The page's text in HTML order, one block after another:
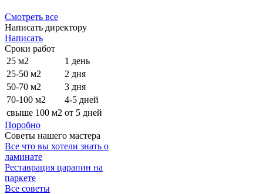
Смотреть все
Написать директору
Написать
Сроки работ
25 м2
1 день
25-50 м2
2 дня
50-70 м2
3 дня
70-100 м2
4-5 дней
свыше 100 м2 от 5 дней
Поробно
Советы нашего мастера
Все что вы хотели знать о
ламинате
Реставрация царапин на
паркете
Все советы